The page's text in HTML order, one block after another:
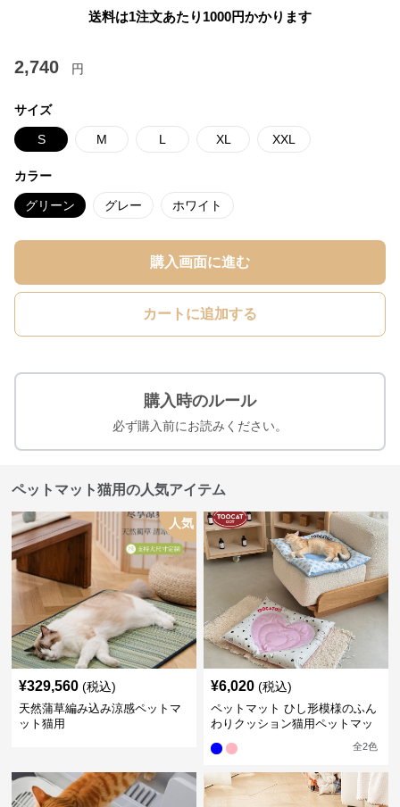
送料は1注文あたり 1000円かかります
2,740 円
サイズ
S M L XL XXL
カラー
グリーン グレー ホワイト
購入画面に進む
カートに追加する
購入時のルール
必ず購入前にお読みください。
ペットマット猫用の人気アイテム
人気
¥329,560 (税込)
天然蒲草編み込み涼感ペットマ
ット猫用
¥6,020 (税込)
ペットマット ひし形模様のふん
わりクッション猫用ペットマッ
全2色